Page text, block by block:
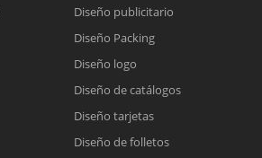
Diseño publicitario
Diseño Packing
Diseño logo
Diseño de catálogos
Diseño tarjetas
Diseño de folletos